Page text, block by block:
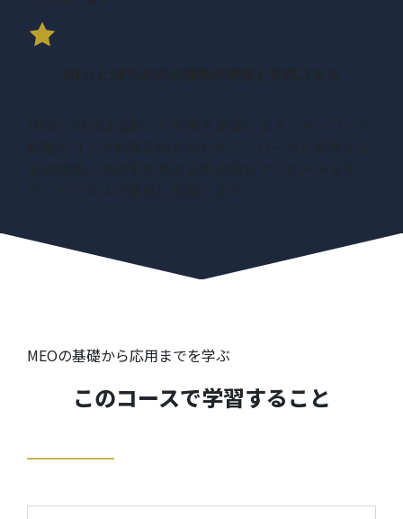
MEOの基礎から応用までを学ぶ
このコースで学習すること